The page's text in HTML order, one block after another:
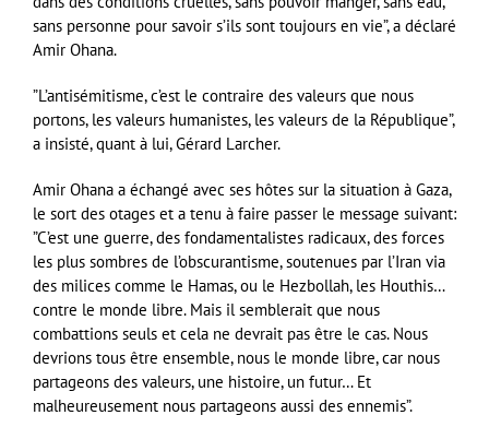
sans personne pour savoir s’ils sont toujours en vie”, a déclaré
Amir Ohana.
”L’antisémitisme, c’est le contraire des valeurs que nous
portons, les valeurs humanistes, les valeurs de la République”,
a insisté, quant à lui, Gérard Larcher.
Amir Ohana a échangé avec ses hôtes sur la situation à Gaza,
le sort des otages et a tenu à faire passer le message suivant:
”C’est une guerre, des fondamentalistes radicaux, des forces
les plus sombres de l’obscurantisme, soutenues par l’Iran via
des milices comme le Hamas, ou le Hezbollah, les Houthis…
contre le monde libre. Mais il semblerait que nous
combattions seuls et cela ne devrait pas être le cas. Nous
devrions tous être ensemble, nous le monde libre, car nous
partageons des valeurs, une histoire, un futur… Et
malheureusement nous partageons aussi des ennemis”.